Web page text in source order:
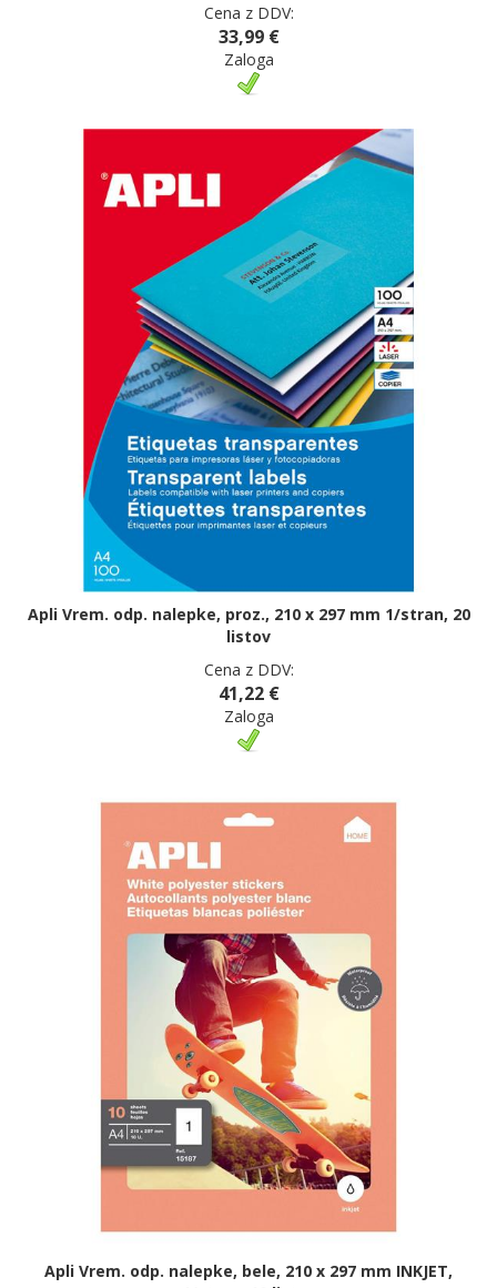
Cena z DDV:
33,99 €
Zaloga
Apli Vrem. odp. nalepke, proz., 210 x 297 mm 1/stran, 20
listov
Cena z DDV:
41,22 €
Zaloga
Apli Vrem. odp. nalepke, bele, 210 x 297 mm INKJET,